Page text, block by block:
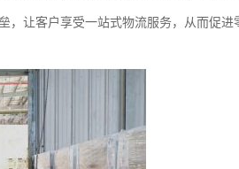
，让客户享受一站式物流服务，从而促进